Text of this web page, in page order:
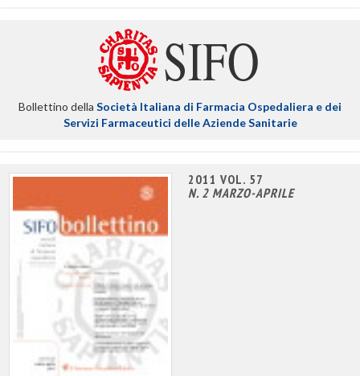
Bollettino della Società Italiana di Farmacia Ospedaliera e dei
Servizi Farmaceutici delle Aziende Sanitarie
2011 VOL. 57
N. 2 MARZO-APRILE